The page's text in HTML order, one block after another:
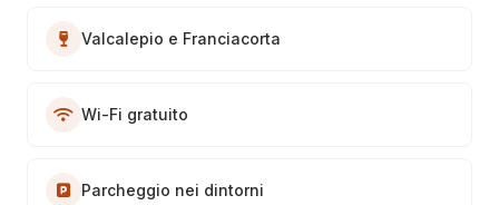
Valcalepio e Franciacorta
Wi-Fi gratuito
Parcheggio nei dintorni